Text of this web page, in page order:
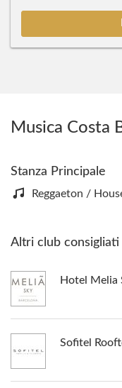
Musica Costa
Stanza Principale
Reggaeton /
Altri club consigliati
Hotel Melia
Sofitel